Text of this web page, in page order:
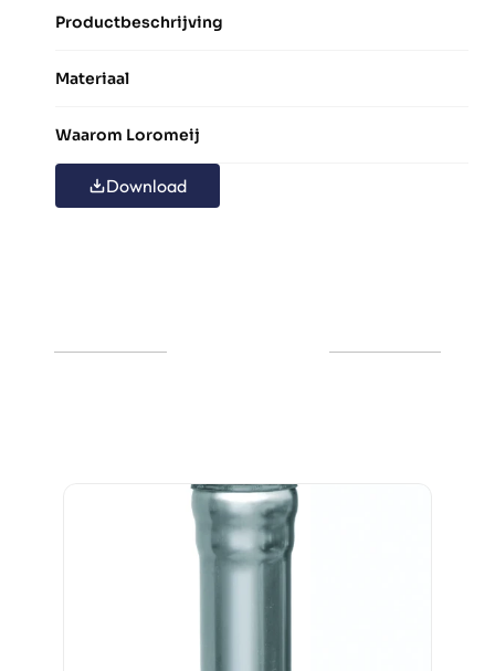
Productbeschrijving
Materiaal
Waarom Loromeij
Download